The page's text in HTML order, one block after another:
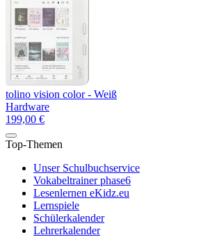
tolino vision color - Weiß
Hardware
199,00 €
Top-Themen
Unser Schulbuchservice
Vokabeltrainer phase6
Lesenlernen eKidz.eu
Lernspiele
Schülerkalender
Lehrerkalender